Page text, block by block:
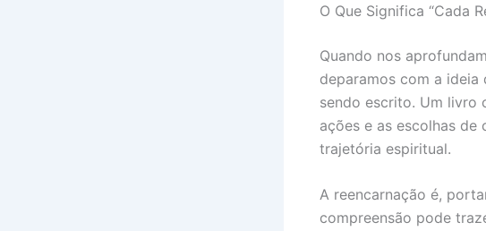
O Que Significa “Cada
Quando nos
deparamos com a
sendo escrito. Um livro
ações e as escolhas de
trajetória espiritual.
A reencarnação é,
compreensão pode